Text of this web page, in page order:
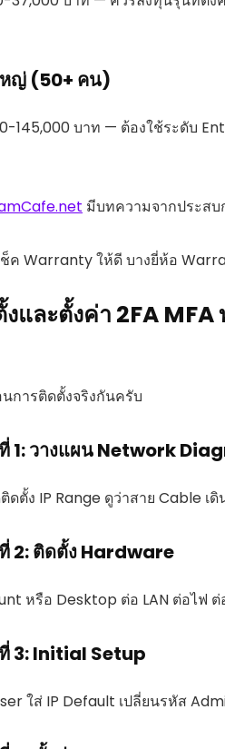
ญ่ (50+ คน)
145,000 บาท — ต้องใช้ระดับ
มีบทความจากประส
ช็ค Warranty ให้ดี บางยี่ห้อ
และตั้งค่า 2FA
การติดตั้งจริงกันครับ
1: วางแผน Network
ดตั้ง IP Range ดูว่าสาย Cable เดิ
2: ติดตั้ง Hardware
หรือ Desktop ต่อ LAN ต่อไฟ
3: Initial Setup
ใส่ IP Default เปลี่ยนรหัส